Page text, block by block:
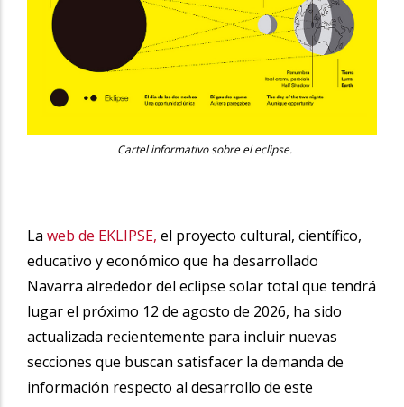
Cartel informativo sobre el eclipse.
La web de EKLIPSE, el proyecto cultural, científico,
educativo y económico que ha desarrollado
Navarra alrededor del eclipse solar total que tendrá
lugar el próximo 12 de agosto de 2026, ha sido
actualizada recientemente para incluir nuevas
secciones que buscan satisfacer la demanda de
información respecto al desarrollo de este